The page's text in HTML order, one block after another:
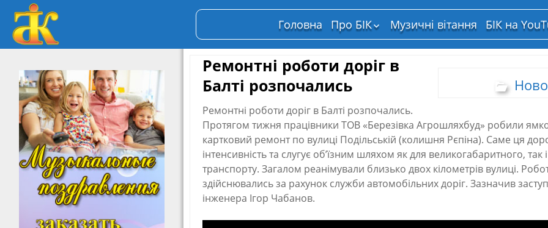
Головна
Про БІК
Структура власності
Музичні вітання БІК на
Ремонтні роботи доріг в
Балті розпочались
Ремонтні роботи доріг в Балті розпочались.
Протягом тижня працівники ТОВ «Березівка Агрошляхбуд» робили
картковий ремонт по вулиці Подільській (колишня Рєпіна). Саме ця
інтенсивність та слугує об’їзним шляхом як для великогабаритного, так
транспорту. Загалом реанімували близько двох кілометрів вулиці.
здійснювались за рахунок служби автомобільних доріг. Зазначив
інженера Ігор Чабанов.